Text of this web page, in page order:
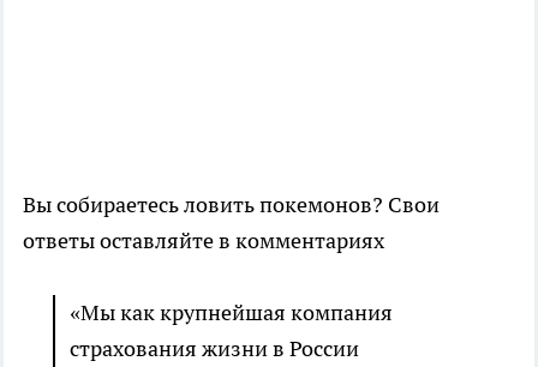
Вы собираетесь ловить покемонов? Свои
ответы оставляйте в комментариях
«Мы как крупнейшая компания
страхования жизни в России